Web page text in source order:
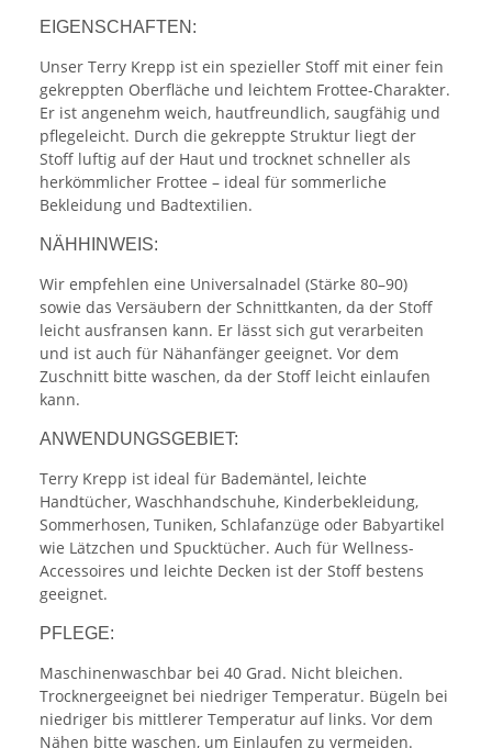
EIGENSCHAFTEN:
Unser Terry Krepp ist ein spezieller Stoff mit einer fein
gekreppten Oberfläche und leichtem Frottee-Charakter.
Er ist angenehm weich, hautfreundlich, saugfähig und
pflegeleicht. Durch die gekreppte Struktur liegt der
Stoff luftig auf der Haut und trocknet schneller als
herkömmlicher Frottee – ideal für sommerliche
Bekleidung und Badtextilien.
NÄHHINWEIS:
Wir empfehlen eine Universalnadel (Stärke 80–90)
sowie das Versäubern der Schnittkanten, da der Stoff
leicht ausfransen kann. Er lässt sich gut verarbeiten
und ist auch für Nähanfänger geeignet. Vor dem
Zuschnitt bitte waschen, da der Stoff leicht einlaufen
kann.
ANWENDUNGSGEBIET:
Terry Krepp ist ideal für Bademäntel, leichte
Handtücher, Waschhandschuhe, Kinderbekleidung,
Sommerhosen, Tuniken, Schlafanzüge oder Babyartikel
wie Lätzchen und Spucktücher. Auch für Wellness-
Accessoires und leichte Decken ist der Stoff bestens
geeignet.
PFLEGE:
Maschinenwaschbar bei 40 Grad. Nicht bleichen.
Trocknergeeignet bei niedriger Temperatur. Bügeln bei
niedriger bis mittlerer Temperatur auf links. Vor dem
Nähen bitte waschen, um Einlaufen zu vermeiden.